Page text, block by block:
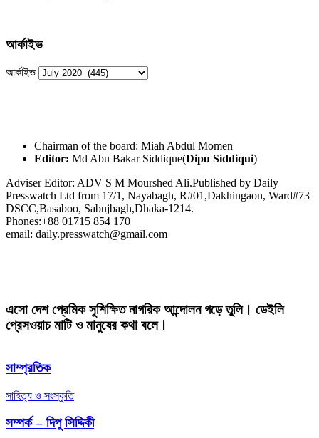
আর্কাইভ
আর্কাইভ
Chairman of the board: Miah Abdul Momen
Editor: Md Abu Bakar Siddique(Dipu Siddiqui)
Adviser Editor: ADV S M Mourshed Ali.Published by Daily
Presswatch Ltd from 17/1, Nayabagh, R#01,Dakhingaon, Ward#73
DSCC,Basaboo, Sabujbagh,Dhaka-1214.
Phones:+88 01715 854 170
email: daily.presswatch@gmail.com
এসো দেশ প্রেমিক সুশিক্ষিত নাগরিক আন্দোলন গড়ে তুলি। ডেইলি
প্রেসওয়াচ মাটি ও মানুষের কথা বলে।
সাম্প্রতিক
সাহিত্য ও সংস্কৃতি
সম্পর্ক – দিপু সিদ্দিকী